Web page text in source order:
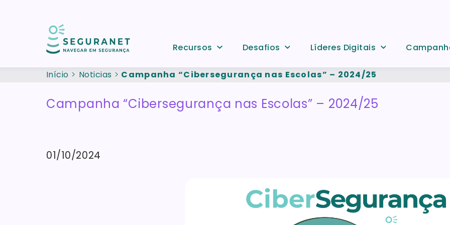
Recursos Desafios Líderes Digitais
Início Noticias Campanha “Cibersegurança nas Escolas” – 2024/25
Campanha “Cibersegurança nas Escolas” – 2024/25
01/10/2024